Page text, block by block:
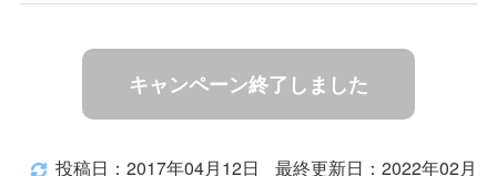
キャンペーン終了しました
投稿日：2017年04月12日
最終更新日：2022年02月